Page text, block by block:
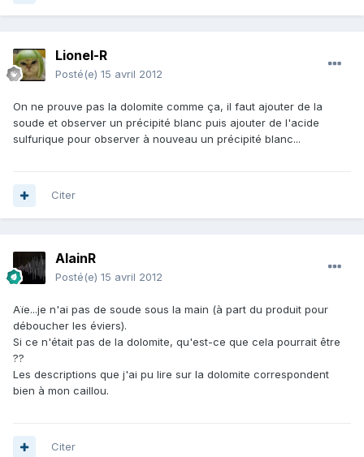
Lionel-R
Posté(e) 15 avril 2012
On ne prouve pas la dolomite comme ça, il faut ajouter de la
soude et observer un précipité blanc puis ajouter de l'acide
sulfurique pour observer à nouveau un précipité blanc...
Citer
AlainR
Posté(e) 15 avril 2012
Aïe...je n'ai pas de soude sous la main (à part du produit pour
déboucher les éviers).
Si ce n'était pas de la dolomite, qu'est-ce que cela pourrait être
??
Les descriptions que j'ai pu lire sur la dolomite correspondent
bien à mon caillou.
Citer